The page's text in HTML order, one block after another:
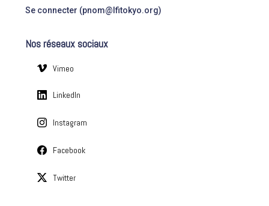
o
e
Se connecter (pnom@lfitokyo.org)
Nos réseaux sociaux
Vimeo
LinkedIn
Instagram
Facebook
Twitter